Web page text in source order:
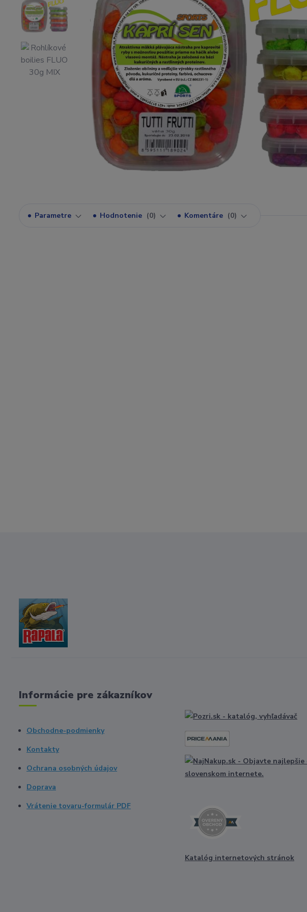
Parametre Hodnotenie 0 Komentáre 0
Informácie pre zákazníkov
Obchodne-podmienky
Kontakty
Ochrana osobných údajov
Doprava
Vrátenie tovaru-formulár PDF
Katalóg internetových stránok